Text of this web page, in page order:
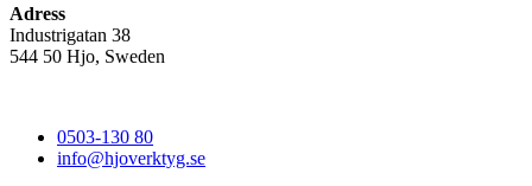
Adress
Industrigatan 38
544 50 Hjo, Sweden
0503-130 80
info@hjoverktyg.se